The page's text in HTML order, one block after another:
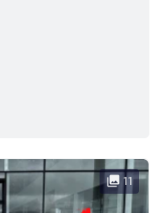
collections 11